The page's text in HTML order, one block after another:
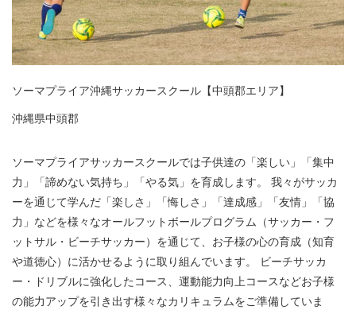
ソーマプライア沖縄サッカースクール【中頭郡エリア】
沖縄県中頭郡
ソーマプライアサッカースクールでは子供達の「楽しい」「集中
力」「諦めない気持ち」「やる気」を育成します。 我々がサッカ
ーを通じて学んだ「楽しさ」「悔しさ」「達成感」「友情」「協
力」などを様々なオールフットボールプログラム（サッカー・フ
ットサル・ビーチサッカー）を通じて、お子様の心の育成（知育
や道徳心）に活かせるように取り組んでいます。 ビーチサッカ
ー・ドリブルに強化したコース、運動能力向上コースなどお子様
の能力アップを引き出す様々なカリキュラムをご準備していま